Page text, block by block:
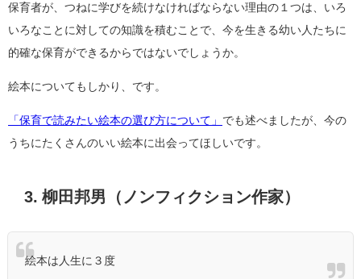
保育者が、つねに学びを続けなければならない理由の１つは、いろ
いろなことに対しての知識を積むことで、今を生きる幼い人たちに
的確な保育ができるからではないでしょうか。
絵本についてもしかり、です。
「保育で読みたい絵本の選び方について」 でも述べましたが、今の
うちにたくさんのいい絵本に出会ってほしいです。
3. 柳田邦男（ノンフィクション作家）
絵本は人生に３度